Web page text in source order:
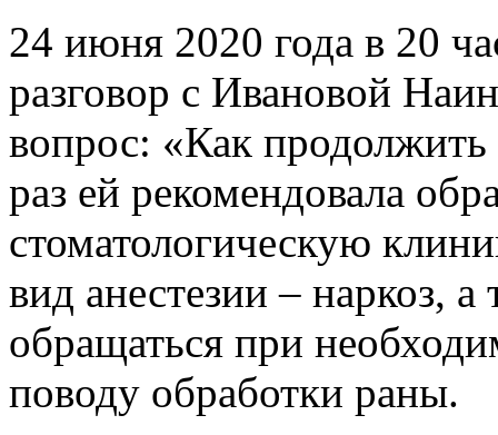
24 июня 2020 года в 20
разговор с Ивановой
вопрос: «Как продолжить
раз ей рекомендовала
стоматологическую
вид анестезии – наркоз,
обращаться при
поводу обработки раны.